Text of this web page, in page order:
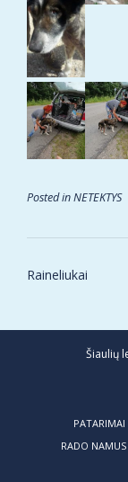
Posted inNETEKTYS
Post
Raineliukai
Šiaulių
RADO NAMUS